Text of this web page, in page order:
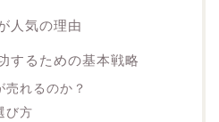
人気の理由
するための基本戦略
れるのか？
び方